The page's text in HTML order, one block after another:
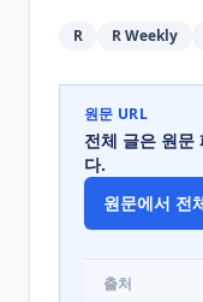
R R Weekly
원문 URL
전체 글은 원문
다.
원문에서 전
출처